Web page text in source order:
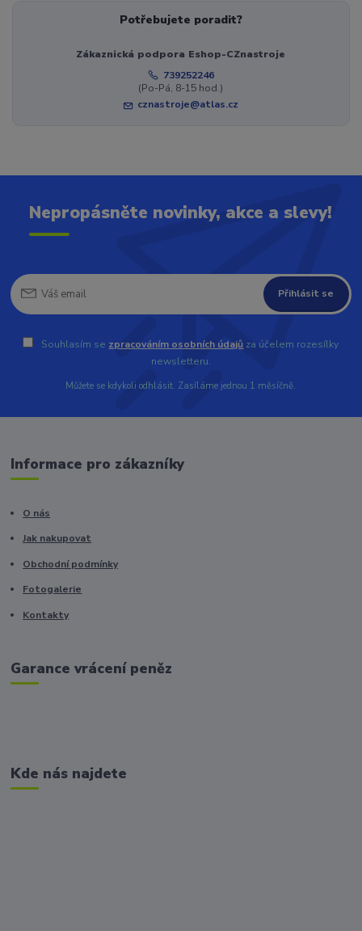
Potřebujete poradit?
Zákaznická podpora Eshop-CZnastroje
739252246
(Po-Pá, 8-15 hod.)
cznastroje@atlas.cz
Nepropásněte novinky, akce a slevy!
Přihlásit se
Souhlasím se zpracováním osobních údajů za účelem rozesílky
newsletteru.
Můžete se kdykoli odhlásit. Zasíláme jednou 1 měsíčně.
Informace pro zákazníky
O nás
Jak nakupovat
Obchodní podmínky
Fotogalerie
Kontakty
Garance vrácení peněz
Kde nás najdete